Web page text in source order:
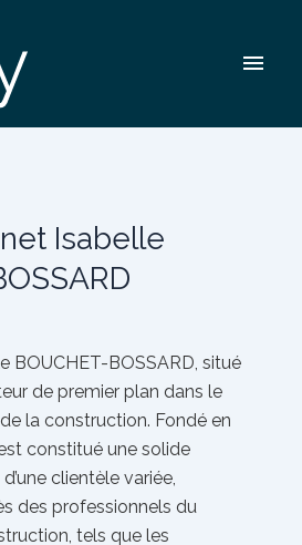
Isabelle
Isabelle
BOUCHET-BOSSARD, situé
de premier plan dans le
la construction. Fondé en
constitué une solide
clientèle variée,
des professionnels du
tels que les